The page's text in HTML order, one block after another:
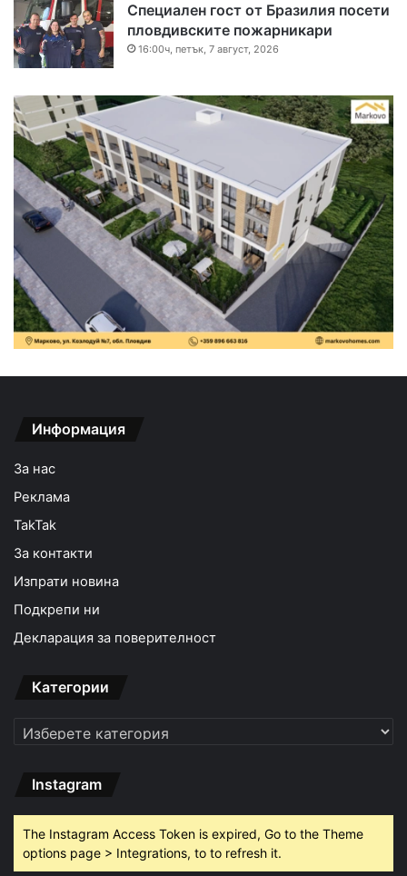
Специален гост от Бразилия посети
пловдивските пожарникари
16:00ч, петък, 7 август, 2026
Информация
За нас
Реклама
TakTak
За контакти
Изпрати новина
Подкрепи ни
Декларация за поверителност
Категории
Категории
Instagram
The Instagram Access Token is expired, Go to the Theme
options page > Integrations, to to refresh it.